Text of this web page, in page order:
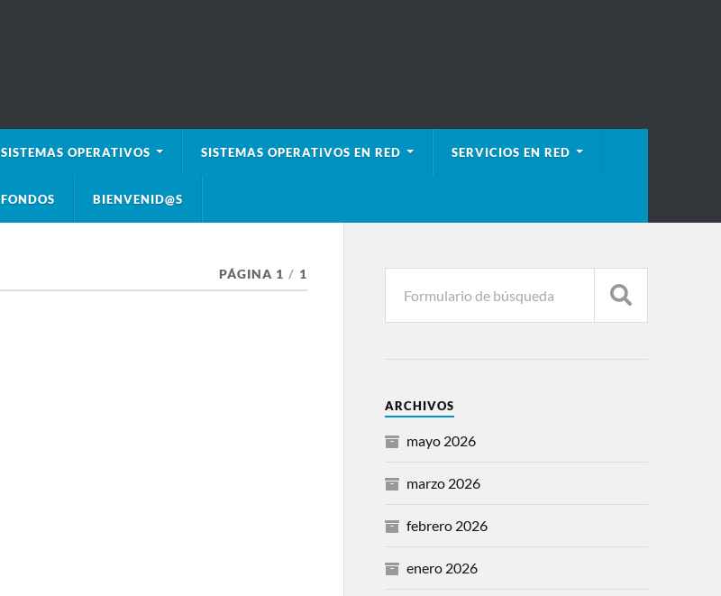
SISTEMAS OPERATIVOS SISTEMAS OPERATIVOS EN RED SERVICIOS EN RED
FONDOS BIENVENID@S
PÁGINA 1 / 1
ARCHIVOS
mayo 2026
marzo 2026
febrero 2026
enero 2026